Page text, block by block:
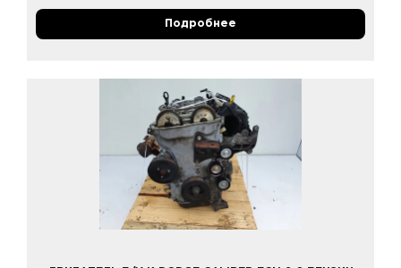
Подробнее